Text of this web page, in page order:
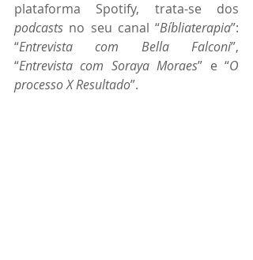
podcasts no seu canal “Bíbliaterapia”:
“Entrevista com Bella Falconi”,
“Entrevista com Soraya Moraes” e “O
processo X Resultado”.